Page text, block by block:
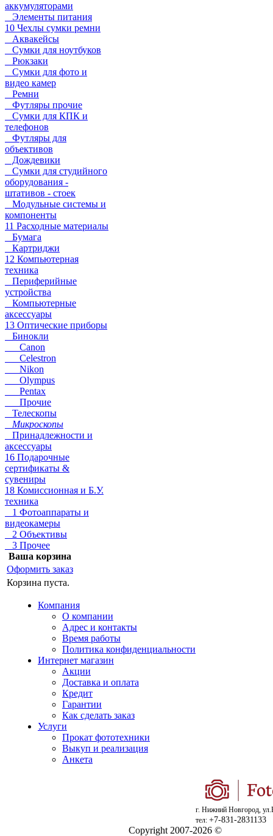
аккумуляторами
Элементы питания
10 Чехлы сумки ремни
Аквакейсы
Сумки для ноутбуков
Рюкзаки
Сумки для фото и
видео камер
Ремни
Футляры прочие
Сумки для КПК и
телефонов
Футляры для
объективов
Дождевики
Сумки для студийного
оборудования -
штативов - стоек
Модульные системы и
компоненты
11 Расходные материалы
Бумага
Картриджи
12 Компьютерная
техника
Периферийные
устройства
Компьютерные
аксессуары
13 Оптические приборы
Бинокли
Canon
Celestron
Nikon
Olympus
Pentax
Прочие
Телескопы
Микроскопы
Принадлежности и
аксессуары
16 Подарочные
сертификаты &
сувениры
18 Комиссионная и Б.У.
техника
1 Фотоаппараты и
видеокамеры
2 Объективы
3 Прочее
Ваша корзина
Оформить заказ
Корзина пуста.
Компания
О компании
Адрес и контакты
Время работы
Политика конфиденциальности
Интернет магазин
Акции
Доставка и оплата
Кредит
Гарантии
Как сделать заказ
Услуги
Прокат фототехники
Выкуп и реализация
Анкета
г. Нижний Новгород,
тел: +7-831-2831133
Copyright 2007-2026 ©